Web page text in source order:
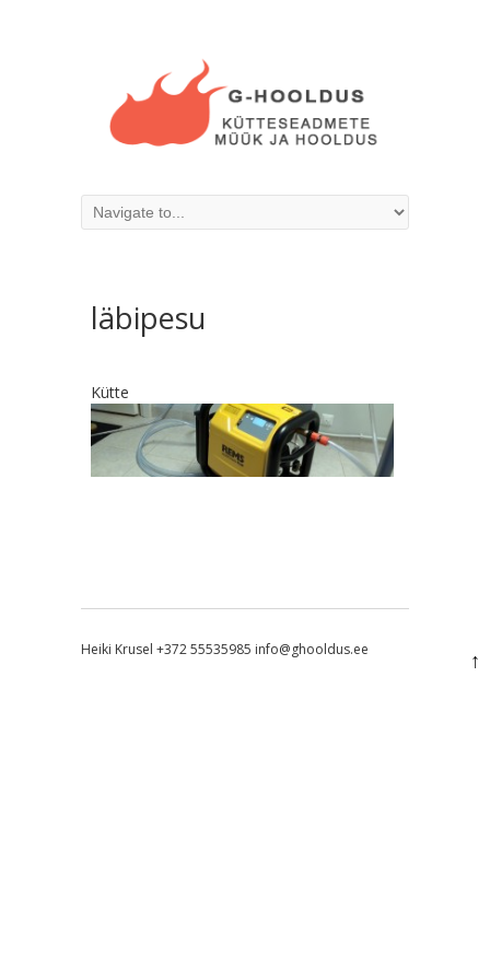
läbipesu
Kütte
Heiki Krusel +372 55535985 info@ghooldus.ee ↑